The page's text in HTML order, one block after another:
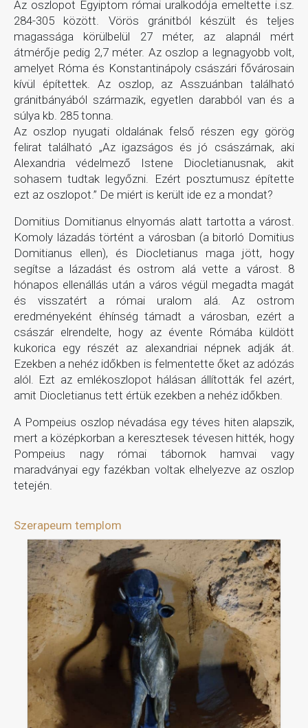
Az oszlopot Egyiptom római uralkodója emeltette i.sz.
284-305 között. Vörös gránitból készült és teljes
magassága körülbelül 27 méter, az alapnál mért
átmérője pedig 2,7 méter. Az oszlop a legnagyobb volt,
amelyet Róma és Konstantinápoly császári fővárosain
kívül építettek. Az oszlop, az Asszuánban található
gránitbányából származik, egyetlen darabból van és a
súlya kb. 285 tonna.
Az oszlop nyugati oldalának felső részen egy görög
felirat található „Az igazságos és jó császárnak, aki
Alexandria védelmező Istene Diocletianusnak, akit
sohasem tudtak legyőzni. Ezért posztumusz építette
ezt az oszlopot.” De miért is került ide ez a mondat?
Domitius Domitianus elnyomás alatt tartotta a várost.
Komoly lázadás történt a városban (a bitorló Domitius
Domitianus ellen), és Diocletianus maga jött, hogy
segítse a lázadást és ostrom alá vette a várost. 8
hónapos ellenállás után a város végül megadta magát
és visszatért a római uralom alá. Az ostrom
eredményeként éhínség támadt a városban, ezért a
császár elrendelte, hogy az évente Rómába küldött
kukorica egy részét az alexandriai népnek adják át.
Ezekben a nehéz időkben is felmentette őket az adózás
alól. Ezt az emlékoszlopot hálásan állították fel azért,
amit Diocletianus tett értük ezekben a nehéz időkben.
A Pompeius oszlop névadása egy téves hiten alapszik,
mert a középkorban a keresztesek tévesen hitték, hogy
Pompeius nagy római tábornok hamvai vagy
maradványai egy fazékban voltak elhelyezve az oszlop
tetején.
Szerapeum templom